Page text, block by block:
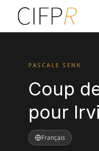
PASCALE SENK
Coup
pour
Français